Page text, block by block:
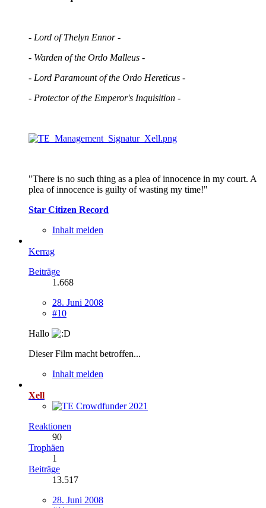
- Lord of Thelyn Ennor -
- Warden of the Ordo Malleus -
- Lord Paramount of the Ordo Hereticus -
- Protector of the Emperor's Inquisition -
"There is no such thing as a plea of innocence in my court. A
plea of innocence is guilty of wasting my time!"
Star Citizen Record
Inhalt melden
Kerrag
Beiträge
1.668
28. Juni 2008
#10
Hallo
Dieser Film macht betroffen...
Inhalt melden
Xell
Reaktionen
90
Trophäen
1
Beiträge
13.517
28. Juni 2008